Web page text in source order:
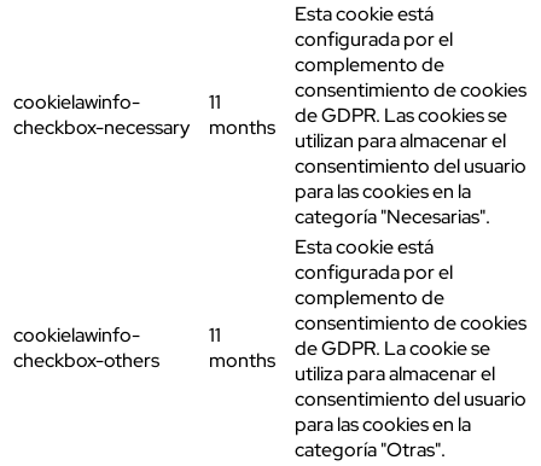
cookielawinfo-
checkbox-necessary
11
months
Esta cookie está
configurada por el
complemento de
consentimiento de cookies
de GDPR. Las cookies se
utilizan para almacenar el
consentimiento del usuario
para las cookies en la
categoría "Necesarias".
cookielawinfo-
checkbox-others
11
months
Esta cookie está
configurada por el
complemento de
consentimiento de cookies
de GDPR. La cookie se
utiliza para almacenar el
consentimiento del usuario
para las cookies en la
categoría "Otras".